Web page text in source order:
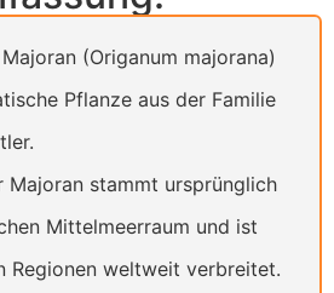
(Origanum majorana)
Pflanze aus der Familie
Majoran stammt ursprünglich
Mittelmeerraum und ist
Regionen weltweit verbreitet.